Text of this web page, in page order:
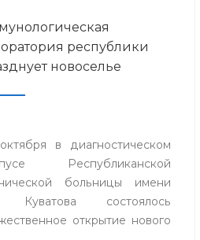
республики
новоселье
в диагностическом
Республиканской
больницы имени
Куватова состоялось
открытие нового